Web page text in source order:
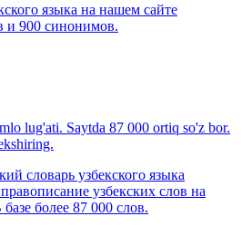
языка на нашем сайте
и 900 синонимов.
lug'ati. Saytda 87 000 ortiq so'z bor.
словарь узбекского языка
узбекских слов на
более 87 000 слов.